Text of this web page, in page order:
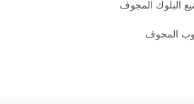
البلوك المجوف
المجوف